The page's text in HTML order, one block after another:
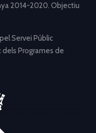
2014-2020. Objectiu
Servei Públic
dels Programes de